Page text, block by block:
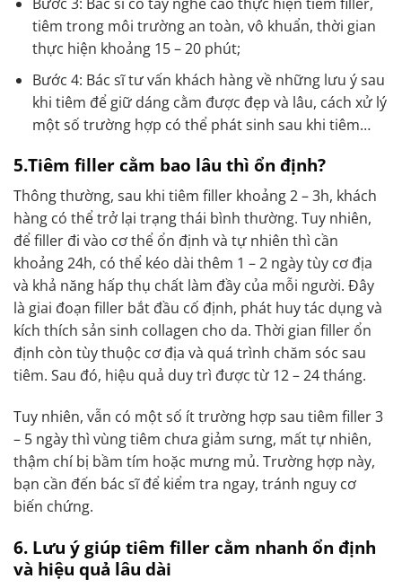
tiêm trong môi trường an toàn, vô khuẩn, thời gian
thực hiện khoảng 15 – 20 phút;
Bước 4: Bác sĩ tư vấn khách hàng về những lưu ý sau
khi tiêm để giữ dáng cằm được đẹp và lâu, cách xử lý
một số trường hợp có thể phát sinh sau khi tiêm…
5.Tiêm filler cằm bao lâu thì ổn định?
Thông thường, sau khi tiêm filler khoảng 2 – 3h, khách
hàng có thể trở lại trạng thái bình thường. Tuy nhiên,
để filler đi vào cơ thể ổn định và tự nhiên thì cần
khoảng 24h, có thể kéo dài thêm 1 – 2 ngày tùy cơ địa
và khả năng hấp thụ chất làm đầy của mỗi người. Đây
là giai đoạn filler bắt đầu cố định, phát huy tác dụng và
kích thích sản sinh collagen cho da. Thời gian filler ổn
định còn tùy thuộc cơ địa và quá trình chăm sóc sau
tiêm. Sau đó, hiệu quả duy trì được từ 12 – 24 tháng.
Tuy nhiên, vẫn có một số ít trường hợp sau tiêm filler 3
– 5 ngày thì vùng tiêm chưa giảm sưng, mất tự nhiên,
thậm chí bị bầm tím hoặc mưng mủ. Trường hợp này,
bạn cần đến bác sĩ để kiểm tra ngay, tránh nguy cơ
biến chứng.
6. Lưu ý giúp tiêm filler cằm nhanh ổn định
và hiệu quả lâu dài